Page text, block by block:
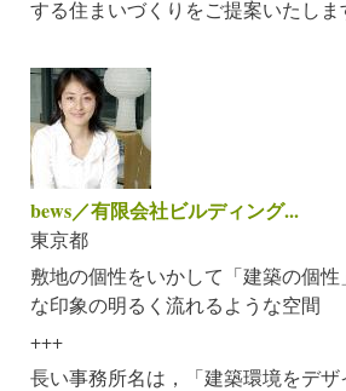
する住まいづくりをご提案いたしま
bews／有限会社ビルディング...
東京都
敷地の個性をいかして「建築の個
な印象の明るく流れるような空間
+++
長い事務所名は，「建築環境をデ